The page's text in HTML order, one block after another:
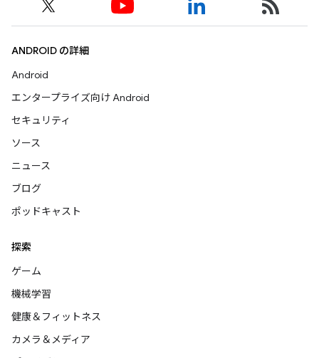
ANDROID の詳細
Android
エンタープライズ向け Android
セキュリティ
ソース
ニュース
ブログ
ポッドキャスト
探索
ゲーム
機械学習
健康＆フィットネス
カメラ＆メディア